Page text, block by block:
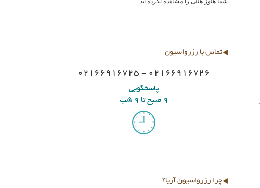
تماس با رزرواسیون
02166916725 - 02166916726
پاسخگویی
9 صبح تا 9 شب
چرا رزرواسیون آریا؟